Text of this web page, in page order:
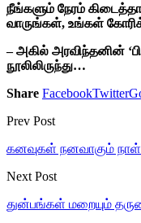
நீங்களும் நேரம்
வாருங்கள், உங்கள்
– அகில் அரவிந்தனின்
நூலிலிருந்து…
Share FacebookTwitter
Prev Post
கனவுகள் நனவாகும்
Next Post
துன்பங்கள் மறையும்